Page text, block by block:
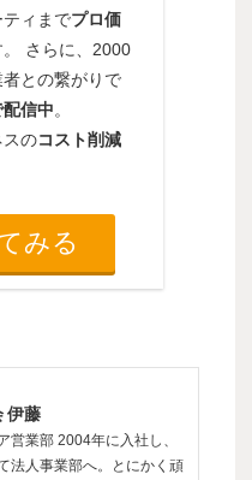
ィまでプロ価
さらに、2000
との繋がりで
信中。
スのコスト削減
みる
伊藤
業部 2004年に入社し、
法人事業部へ。とにかく頑